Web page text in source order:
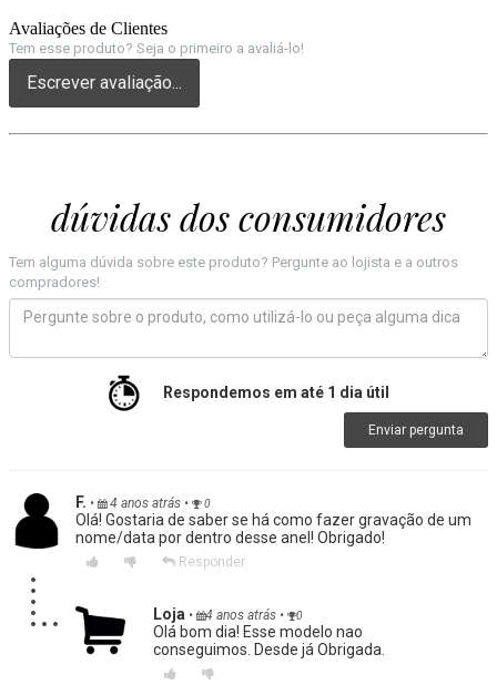
Avaliações de Clientes
Tem esse produto? Seja o primeiro a avaliá-lo!
Escrever avaliação...
dúvidas dos consumidores
Tem alguma dúvida sobre este produto? Pergunte ao lojista e a outros
compradores!
Respondemos em até 1 dia útil
Enviar pergunta
F. • 4 anos atrás • 0
Olá! Gostaria de saber se há como fazer gravação de um
nome/data por dentro desse anel! Obrigado!
Responder
Loja • 4 anos atrás • 0
Olá bom dia! Esse modelo nao
conseguimos. Desde já Obrigada.